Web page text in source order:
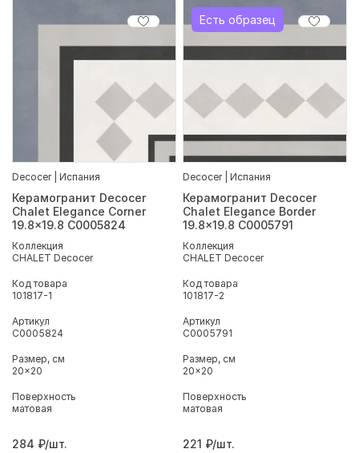
Decocer | Испания
Керамогранит Decocer
Chalet Elegance Corner
19.8x19.8 С0005824
Коллекция
CHALET Decocer
Код товара
101817-1
Артикул
С0005824
Размер, см
20x20
Поверхность
матовая
284 ₽/шт.
Есть образец
Decocer | Испания
Керамогранит Decocer
Chalet Elegance Border
19.8x19.8 С0005791
Коллекция
CHALET Decocer
Код товара
101817-2
Артикул
С0005791
Размер, см
20x20
Поверхность
матовая
221 ₽/шт.